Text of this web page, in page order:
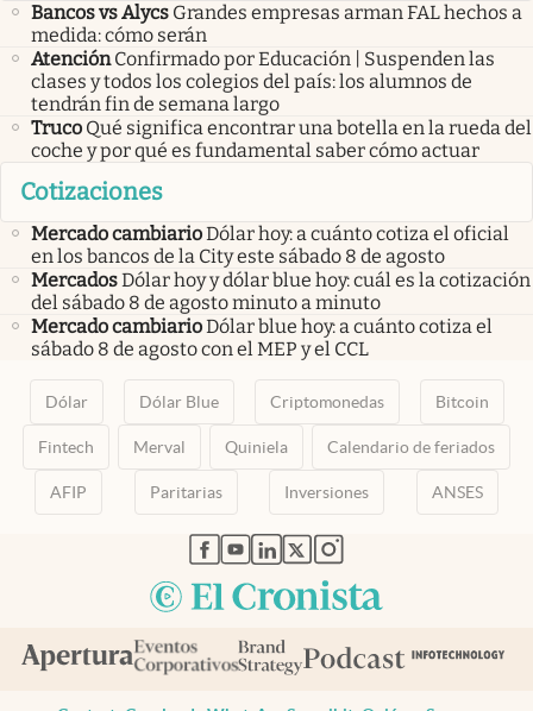
Bancos vs Alycs Grandes empresas arman FAL hechos a
medida: cómo serán
Atención Confirmado por Educación | Suspenden las
clases y todos los colegios del país: los alumnos de
tendrán fin de semana largo
Truco Qué significa encontrar una botella en la rueda del
coche y por qué es fundamental saber cómo actuar
Cotizaciones
Mercado cambiarioDólar hoy: a cuánto cotiza el oficial
en los bancos de la City este sábado 8 de agosto
MercadosDólar hoy y dólar blue hoy: cuál es la cotización
del sábado 8 de agosto minuto a minuto
Mercado cambiarioDólar blue hoy: a cuánto cotiza el
sábado 8 de agosto con el MEP y el CCL
Dólar Dólar Blue Criptomonedas Bitcoin
Fintech Merval Quiniela Calendario de feriados
AFIP Paritarias Inversiones ANSES
abre en nueva pestaña
abre en nueva pestaña
abre en nueva pestaña
abre en nueva pestaña
abre en nueva pestaña